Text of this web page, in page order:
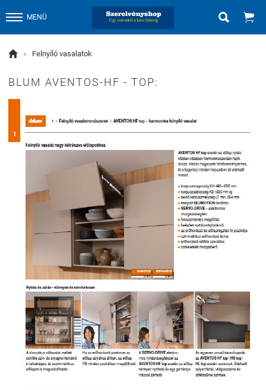
MENÜ  
 » Felnyíló vasalatok
BLUM AVENTOS-HF - TOP: